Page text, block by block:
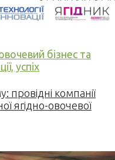
бізнес та
успіх
провідні компанії
ягідно-овочевої